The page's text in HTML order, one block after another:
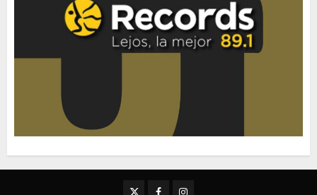
TwitterFacebookInstagram